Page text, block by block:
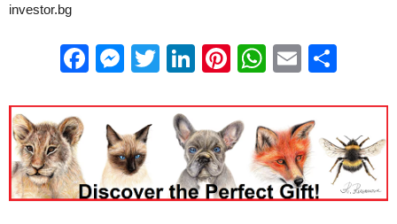
investor.bg
Facebook
Messenger
Twitter
LinkedIn
Pinterest
WhatsApp
Email